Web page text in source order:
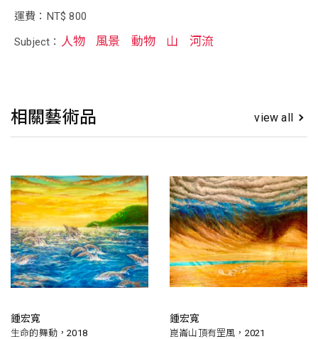
運費：NT$ 800
Subject： 人物 風景 動物 山 河流
相關藝術品 view all
鍾宏寬
生命的舞動，2018
鍾宏寬
崑崙山頂有罡風，2021